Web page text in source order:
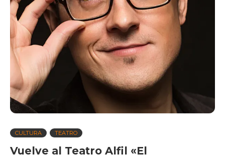
CULTURA TEATRO
Vuelve al Teatro Alfil «El